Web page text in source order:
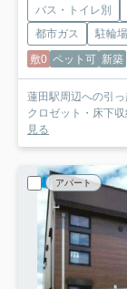
バス・トイレ別
都市ガス
駐輪場
敷0 ペット可 新築
蓮田駅周辺への引
クロゼット・床下
見る
アパート